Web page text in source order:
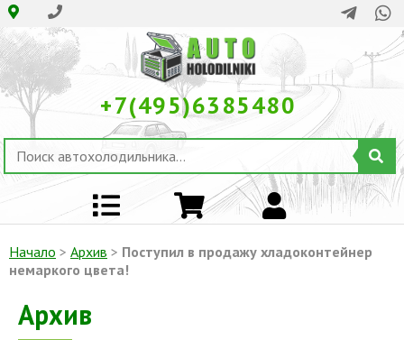
+7(495)6385480
Начало > Архив > Поступил в продажу хладоконтейнер
немаркого цвета!
Архив